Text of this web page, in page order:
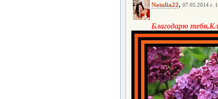
Natalia22, 07.05.2014 г.
Благодарю